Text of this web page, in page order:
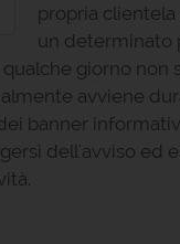
propria
un determinato
giorno non
avviene
banner
dell'avviso ed